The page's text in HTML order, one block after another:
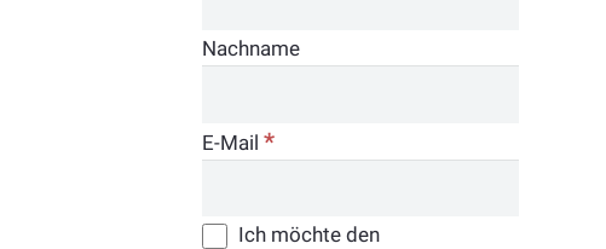
Nachname
E-Mail*
Ich möchte den